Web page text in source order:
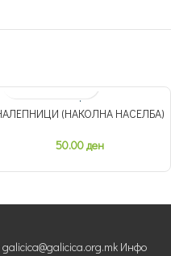
(НАКОЛНА НАСЕЛБА)
50.00ден
galicica@galicica.org.mk Инфо